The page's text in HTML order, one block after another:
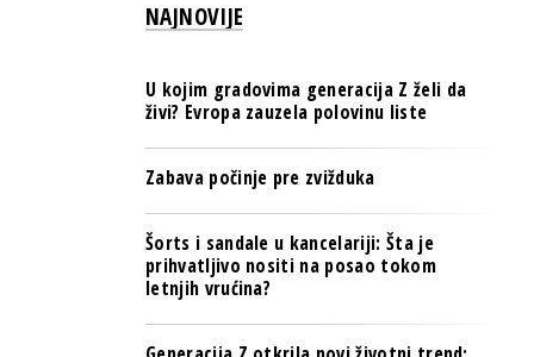
BANKE
OSIGURANJE
BIZNIS & SPORT
PULS REGIONA
NOVO NA RAFU
OSIGURANJE
TECH I AI
NOVO NA RAFU
NAJNOVIJE
U kojim gradovima generacija Z želi da
živi? Evropa zauzela polovinu liste
Zabava počinje pre zvižduka
Šorts i sandale u kancelariji: Šta je
prihvatljivo nositi na posao tokom
letnjih vrućina?